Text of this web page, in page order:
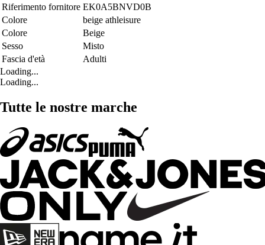
Riferimento fornitore EK0A5BNVD0B
Colore
beige athleisure
Colore
Beige
Sesso
Misto
Fascia d'età
Adulti
Loading...
Loading...
Tutte le nostre marche